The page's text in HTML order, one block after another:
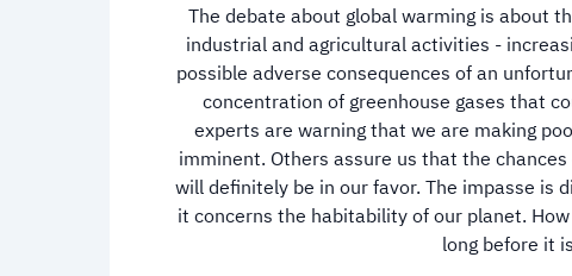
The debate about global warming is about
industrial and agricultural activities -
possible adverse consequences of an
concentration of greenhouse gases that
experts are warning that we are making
imminent. Others assure us that the
will definitely be in our favor. The impasse is
it concerns the habitability of our planet.
long before it